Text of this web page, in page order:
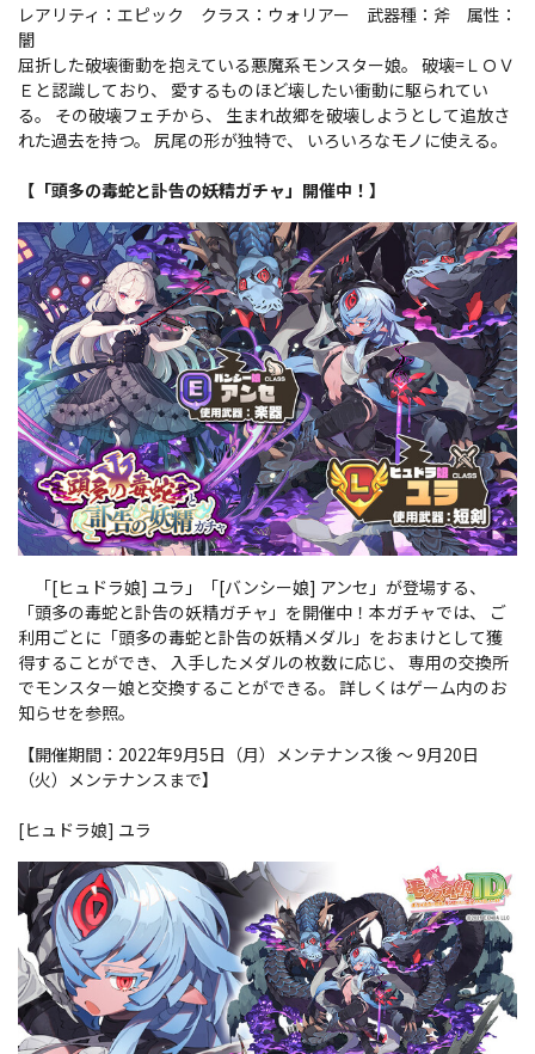
レアリティ：エピック クラス：ウォリアー 武器種：斧 属性：
闇
屈折した破壊衝動を抱えている悪魔系モンスター娘。 破壊=ＬＯＶ
Ｅと認識しており、 愛するものほど壊したい衝動に駆られてい
る。 その破壊フェチから、 生まれ故郷を破壊しようとして追放さ
れた過去を持つ。 尻尾の形が独特で、 いろいろなモノに使える。
【「頭多の毒蛇と訃告の妖精ガチャ」開催中！】
「[ヒュドラ娘] ユラ」「[バンシー娘] アンセ」が登場する、
「頭多の毒蛇と訃告の妖精ガチャ」を開催中！本ガチャでは、 ご
利用ごとに「頭多の毒蛇と訃告の妖精メダル」をおまけとして獲
得することができ、 入手したメダルの枚数に応じ、 専用の交換所
でモンスター娘と交換することができる。 詳しくはゲーム内のお
知らせを参照。
【開催期間：2022年9月5日（月）メンテナンス後 ～ 9月20日
（火）メンテナンスまで】
[ヒュドラ娘] ユラ